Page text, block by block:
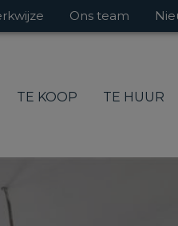
Ons team
TE KOOP TE HUUR